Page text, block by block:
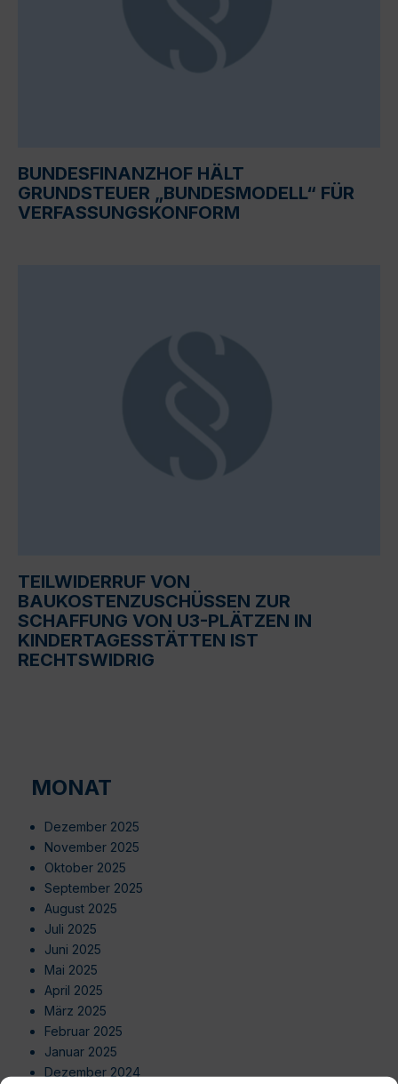
BUNDESFINANZHOF HÄLT
GRUNDSTEUER „BUNDESMODELL“ FÜR
VERFASSUNGSKONFORM
TEILWIDERRUF VON
BAUKOSTENZUSCHÜSSEN ZUR
SCHAFFUNG VON U3-PLÄTZEN IN
KINDERTAGESSTÄTTEN IST
RECHTSWIDRIG
MONAT
Dezember 2025
November 2025
Oktober 2025
September 2025
August 2025
Juli 2025
Juni 2025
Mai 2025
April 2025
März 2025
Februar 2025
Januar 2025
Dezember 2024